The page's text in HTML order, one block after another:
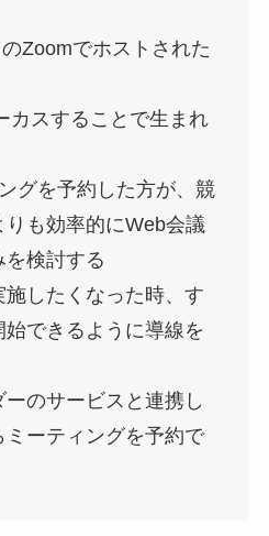
Zoomでホストされた
カスすることで生まれ
グを予約した方が、競
も効率的にWeb会議
を検討する
施したくなった時、す
始できるように導線を
ーのサービスと連携し
ーティングを予約で